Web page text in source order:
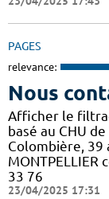
PAGES
relevance:
Nous
Afficher le
basé au CHU
Colombière, 39
MONTPELLIER
33 76
23/04/2025 17:31